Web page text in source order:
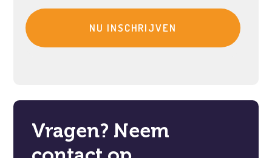
Vragen? Neem